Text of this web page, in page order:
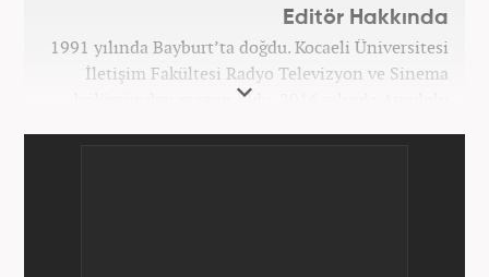
Editör Hakkında
1991 yılında Bayburt’ta doğdu. Kocaeli Üniversitesi
İletişim Fakültesi Radyo Televizyon ve Sinema
bölümünden mezun oldu. 2016 yılında Anadolu